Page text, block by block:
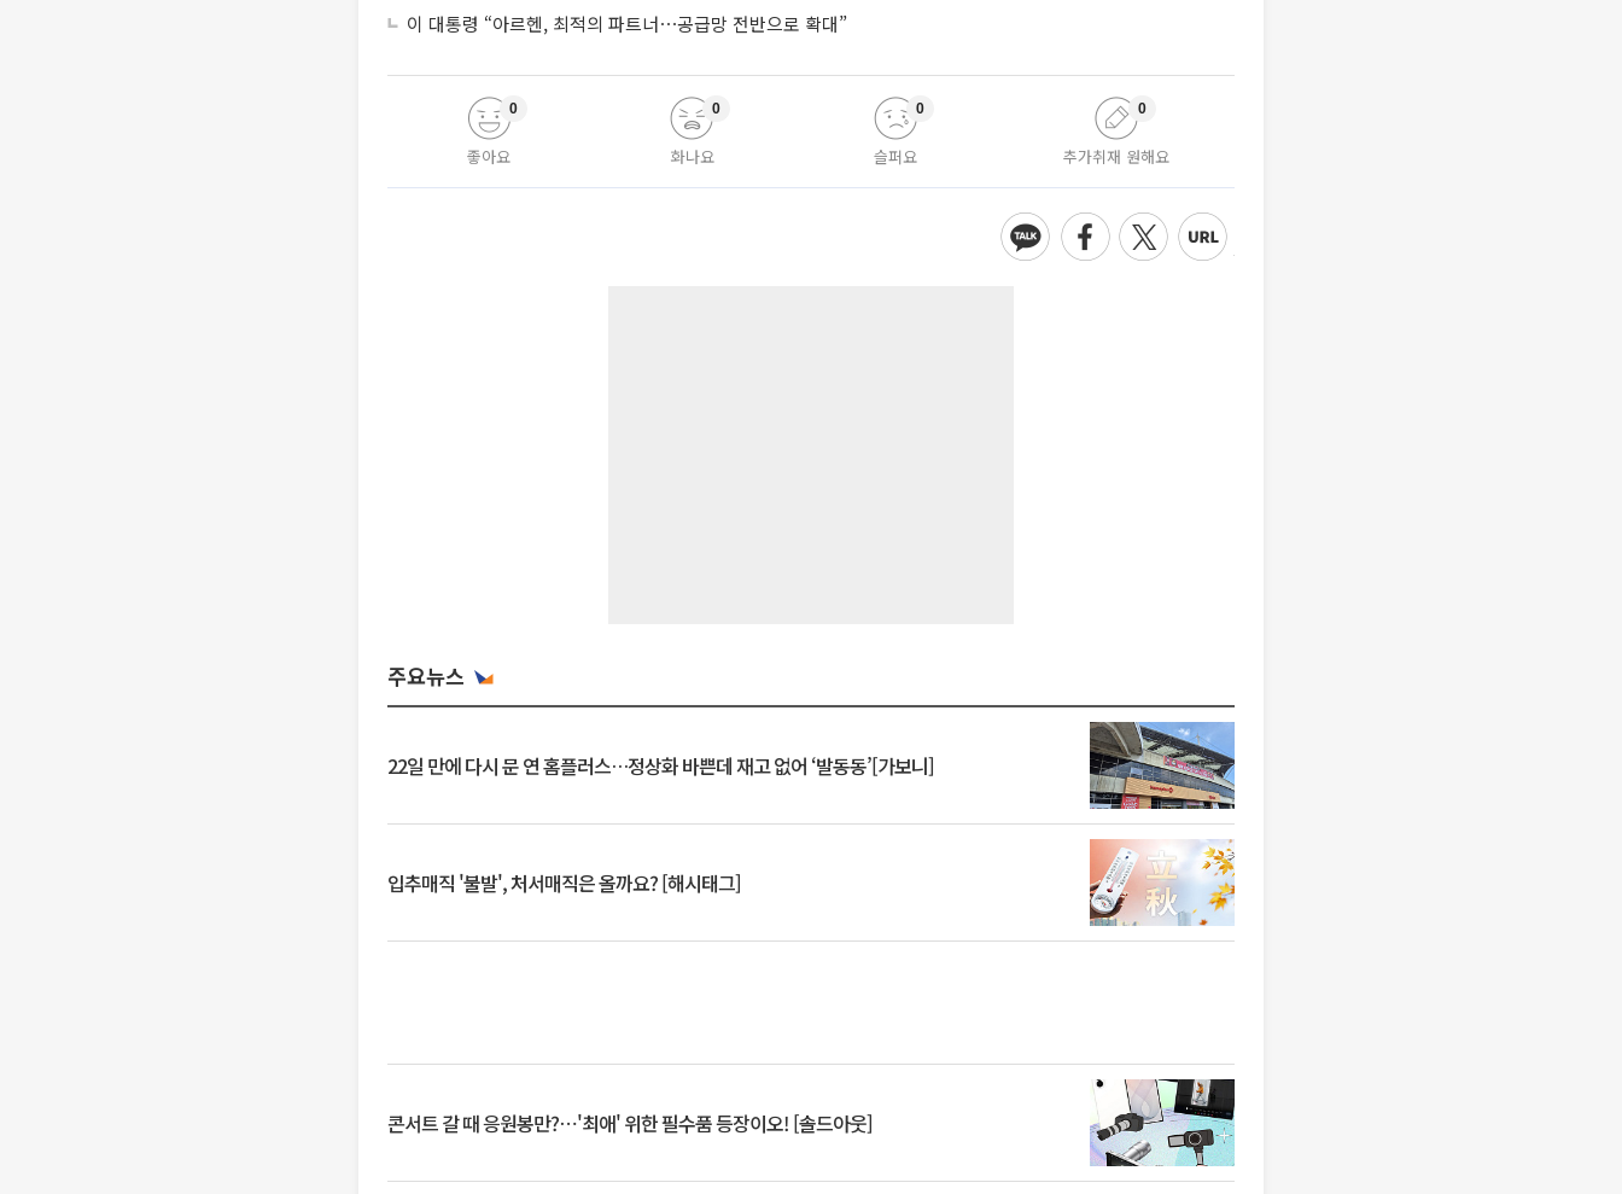
이 대통령 “아르헨, 최적의 파트너⋯공급망 전반으로 확대”
좋아요
0
화나요
0
슬퍼요
0
추가취재 원해요
0
주요뉴스
22일 만에 다시 문 연 홈플러스…정상화 바쁜데 재고 없어 ‘발동동’[가보니]
입추매직 '불발', 처서매직은 올까요? [해시태그]
콘서트 갈 때 응원봉만?⋯'최애' 위한 필수품 등장이오! [솔드아웃]